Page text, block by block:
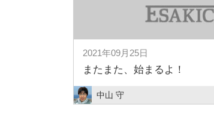
2021年09月25日
またまた、始まるよ！
中山 守